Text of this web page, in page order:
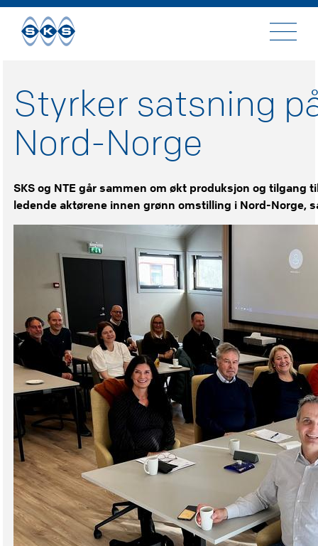
Til
innhold
Styrker satsning
Nord-Norge
SKS og NTE går sammen om økt produksjon og tilgang
ledende aktørene innen grønn omstilling i Nord-Norge,